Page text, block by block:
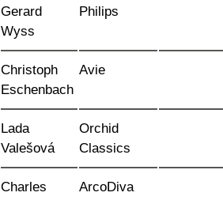
Gerard
Wyss
Philips
Christoph
Eschenbach
Avie
Lada
Valešová
Orchid
Classics
Charles
ArcoDiva